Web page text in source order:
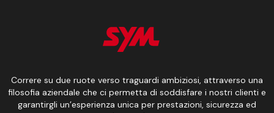
Correre su due ruote verso traguardi ambiziosi, attraverso una
filosofia aziendale che ci permetta di soddisfare i nostri clienti e
garantirgli un’esperienza unica per prestazioni, sicurezza ed